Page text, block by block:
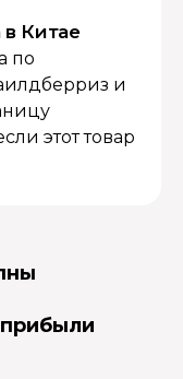
Китае
по
и
этот товар